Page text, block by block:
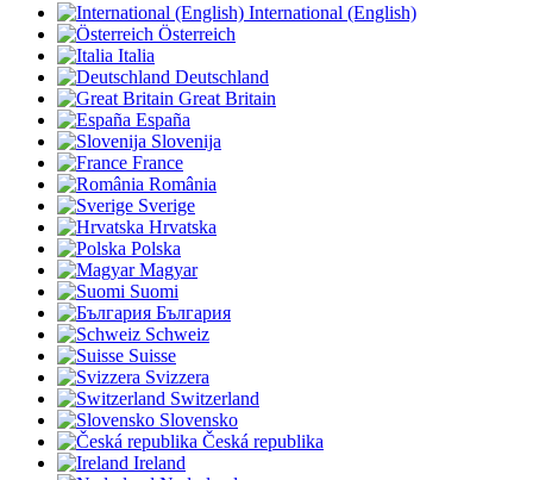
International (English)
Österreich
Italia
Deutschland
Great Britain
España
Slovenija
France
România
Sverige
Hrvatska
Polska
Magyar
Suomi
България
Schweiz
Suisse
Svizzera
Switzerland
Slovensko
Česká republika
Ireland